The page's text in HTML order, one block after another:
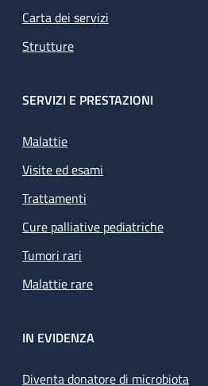
Carta dei servizi
Strutture
SERVIZI E PRESTAZIONI
Malattie
Visite ed esami
Trattamenti
Cure palliative pediatriche
Tumori rari
Malattie rare
IN EVIDENZA
Diventa donatore di microbiota